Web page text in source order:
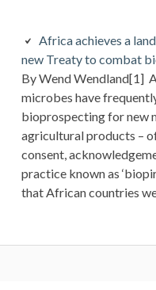
Africa achieves a
new Treaty to combat
By Wend Wendland[1]
microbes have
bioprospecting for new
agricultural products –
consent,
practice known as
that African countries